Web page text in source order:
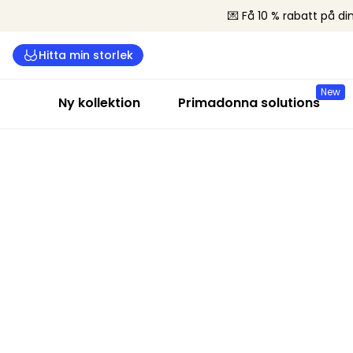
💌 Få 10 % rabatt på
Hitta min storlek
Ny kollektion
New
Primadonna solutions